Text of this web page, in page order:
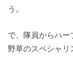
う。
で、隊員からハー
野草のスペシャリ